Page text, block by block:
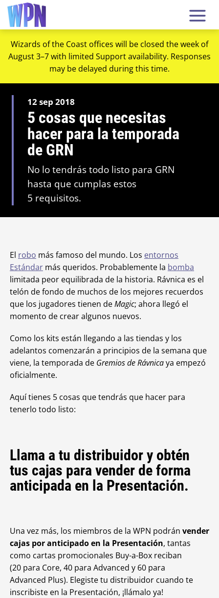
Wizards of the Coast offices will be closed the week of
August 3–7 with limited Support availability. Responses
may be delayed during this time.
12 sep 2018
5 cosas que necesitas
hacer para la temporada
de GRN
No lo tendrás todo listo para GRN
hasta que cumplas estos
5 requisitos.
El robo más famoso del mundo. Los entornos
Estándar más queridos. Probablemente la bomba
limitada peor equilibrada de la historia. Rávnica es el
telón de fondo de muchos de los mejores recuerdos
que los jugadores tienen deMagic; ahora llegó el
momento de crear algunos nuevos.
Como los kits están llegando a las tiendas y los
adelantos comenzarán a principios de la semana que
viene, la temporada de Gremios de Rávnicaya empezó
oficialmente.
Aquí tienes 5 cosas que tendrás que hacer para
tenerlo todo listo:
Llama a tu distribuidor y obtén
tus cajas para vender de forma
anticipada en la Presentación.
Una vez más, los miembros de la WPN podrán vender
cajas por anticipado en la Presentación, tantas
como cartas promocionales Buy-a-Box reciban
(20 para Core, 40 para Advanced y 60 para
Advanced Plus). Elegiste tu distribuidor cuando te
inscribiste en la Presentación, ¡llámalo ya!